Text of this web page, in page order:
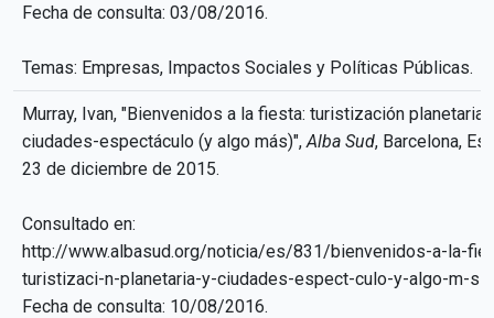
Fecha de consulta: 03/08/2016.
Temas: Empresas, Impactos Sociales y Políticas Públicas.
Murray, Ivan, "Bienvenidos a la fiesta: turistización planetaria
ciudades-espectáculo (y algo más)",Alba Sud, Barcelona,
23 de diciembre de 2015.
Consultado en:
http://www.albasud.org/noticia/es/831/bienvenidos-a-la-
turistizaci-n-planetaria-y-ciudades-espect-culo-y-algo-m-s
Fecha de consulta: 10/08/2016.